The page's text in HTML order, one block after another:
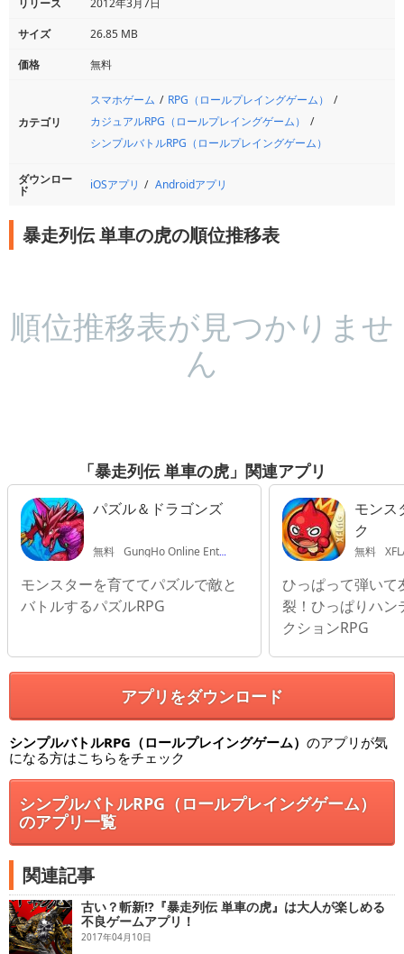
リリース
2012年3月7日
サイズ
26.85 MB
価格
無料
カテゴリ
スマホゲーム
RPG（ロールプレイングゲーム）
カジュアルRPG（ロールプレイングゲーム）
シンプルバトルRPG（ロールプレイングゲーム）
ダウンロー
ド iOSアプリ Androidアプリ
暴走列伝 単車の虎の順位推移表
順位推移表が見つかりませ
ん
「暴走列伝 単車の虎」関連アプリ
パズル＆ドラゴンズ
無料 GungHo Online Entertainment, INC.
モンスターを育ててパズルで敵と
バトルするパズルRPG
モンス
ク
無料
ひっぱって弾いて
裂！ひっぱりハン
クションRPG
アプリをダウンロード
シンプルバトルRPG（ロールプレイングゲーム） のアプリが気
になる方はこちらをチェック
シンプルバトルRPG（ロールプレイングゲーム）
のアプリ一覧
関連記事
古い？斬新!?『暴走列伝 単車の虎』は大人が楽しめる
不良ゲームアプリ！
2017年04月10日